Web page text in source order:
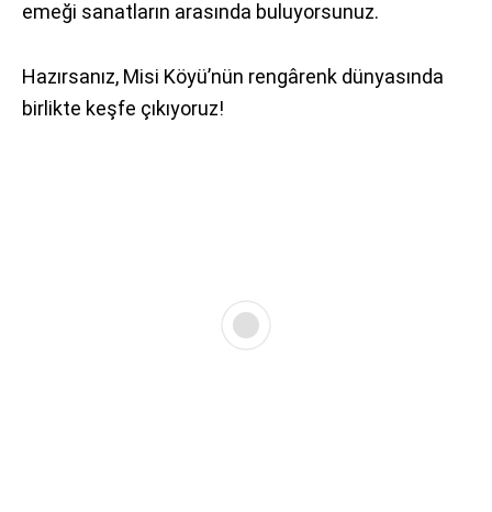
emeği sanatların arasında buluyorsunuz.
Hazırsanız, Misi Köyü’nün rengârenk dünyasında
birlikte keşfe çıkıyoruz!